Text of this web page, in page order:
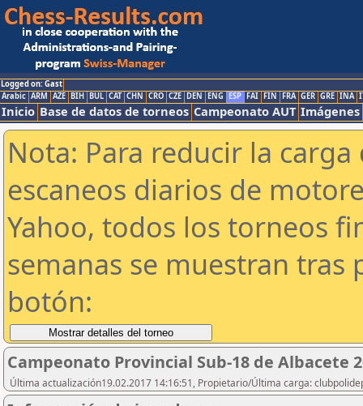
Logged on: Gast
Arabic ARM AZE BIH BUL CAT CHN CRO CZE DEN ENG ESP FAI FIN FRA GER GRE INA
Inicio Base de datos de torneos Campeonato AUT Imágenes
Nota: Para reducir la
escaneos diarios de
Yahoo, todos los torneos
semanas se muestran tras
botón:
Campeonato Provincial Sub-18 de Albacete
Última actualización19.02.2017 14:16:51, Propietario/Última carga: